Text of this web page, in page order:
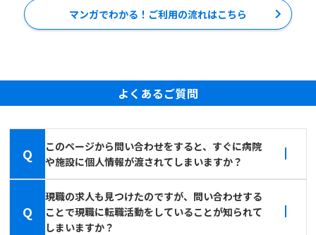
マンガでわかる！ご利用の流れはこちら
よくあるご質問
Q
このページから問い合わせをすると、すぐに病院
や施設に個人情報が渡されてしまいますか？
Q
現職の求人も見つけたのですが、問い合わせする
ことで現職に転職活動をしていることが知られて
しまいますか？